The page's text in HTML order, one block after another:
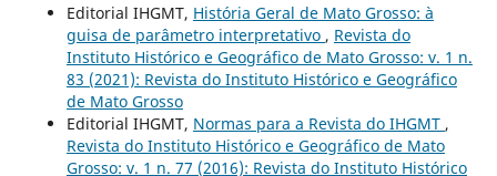
Editorial IHGMT, História Geral de Mato Grosso: à
guisa de parâmetro interpretativo , Revista do
Instituto Histórico e Geográfico de Mato Grosso: v. 1 n.
83 (2021): Revista do Instituto Histórico e Geográfico
de Mato Grosso
Editorial IHGMT, Normas para a Revista do IHGMT ,
Revista do Instituto Histórico e Geográfico de Mato
Grosso: v. 1 n. 77 (2016): Revista do Instituto Histórico